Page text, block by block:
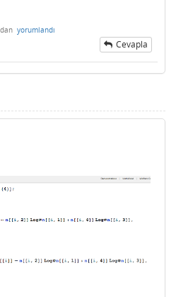
yorumlandı
Cevapla